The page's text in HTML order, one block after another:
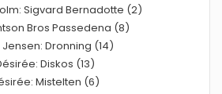
Sigvard Bernadotte (2)
Bros Passedena (8)
Jensen: Dronning (14)
Diskos (13)
Mistelten (6)